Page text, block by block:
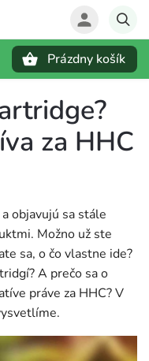
Prázdny košík
za HHC
objavujú sa stále
Možno už ste
sa, o čo vlastne ide?
A prečo sa o
práve za HHC? V